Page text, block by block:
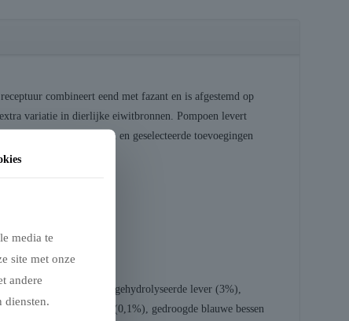
combineert eend met fazant en is afgestemd op
variatie in dierlijke eiwitbronnen. Pompoen levert
duindoorn, kruiden en geselecteerde toevoegingen
(4%), erwteneiwit, gehydrolyseerde lever (3%),
gemberwortel (0,1%), gedroogde blauwe bessen
media te
site met onze
andere
diensten.